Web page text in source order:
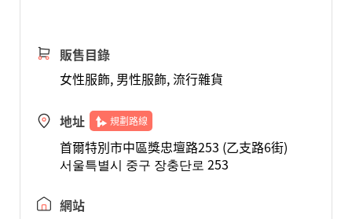
販售目錄
女性服飾, 男性服飾, 流行雜貨
地址 規劃路線
首爾特別市中區獎忠壇路253 (乙支路6街)
서울특별시 중구 장충단로 253
網站